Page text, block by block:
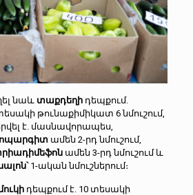
նաև տաքդեղիդեպքում.
թունաքիմիկատ 6 նմուշում,
է. մասնավորապես,
ամեն 2-րդ նմուշում,
ամեն 3-րդ նմուշում և
1-ական նմուշներում։
դեպքում է. 10 տեսակի